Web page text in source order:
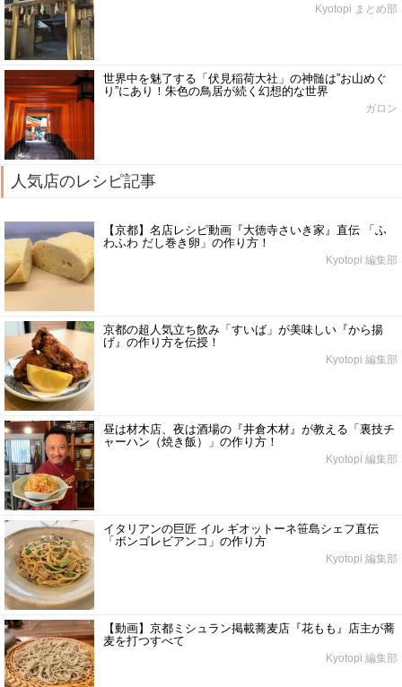
Kyotopi まとめ部
世界中を魅了する「伏見稲荷大社」の神髄は”お山めぐ
り”にあり！朱色の鳥居が続く幻想的な世界
ガロン
人気店のレシピ記事
【京都】名店レシピ動画『大徳寺さいき家』直伝 「ふ
わふわ だし巻き卵」の作り方！
Kyotopi 編集部
京都の超人気立ち飲み「すいば」が美味しい『から揚
げ』の作り方を伝授！
Kyotopi 編集部
昼は材木店、夜は酒場の『井倉木材』が教える「裏技チ
ャーハン（焼き飯）」の作り方！
Kyotopi 編集部
イタリアンの巨匠 イル ギオットーネ笹島シェフ直伝
「ボンゴレビアンコ」の作り方
Kyotopi 編集部
【動画】京都ミシュラン掲載蕎麦店『花もも』店主が蕎
麦を打つすべて
Kyotopi 編集部